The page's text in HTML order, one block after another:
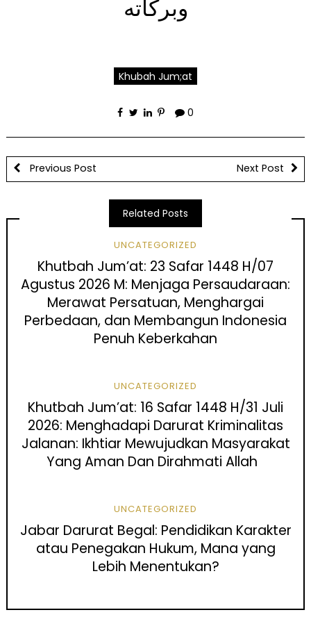
وبركاته
Khubah Jum;at
0
Previous Post Next Post
Related Posts
UNCATEGORIZED
Khutbah Jum’at: 23 Safar 1448 H/07
Agustus 2026 M: Menjaga Persaudaraan:
Merawat Persatuan, Menghargai
Perbedaan, dan Membangun Indonesia
Penuh Keberkahan
UNCATEGORIZED
Khutbah Jum’at: 16 Safar 1448 H/31 Juli
2026: Menghadapi Darurat Kriminalitas
Jalanan: Ikhtiar Mewujudkan Masyarakat
Yang Aman Dan Dirahmati Allah
UNCATEGORIZED
Jabar Darurat Begal: Pendidikan Karakter
atau Penegakan Hukum, Mana yang
Lebih Menentukan?